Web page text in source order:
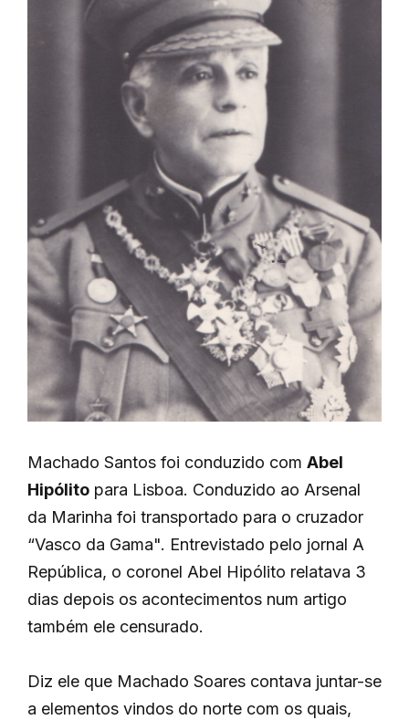
Machado Santos foi conduzido com Abel
Hipólito para Lisboa. Conduzido ao Arsenal
da Marinha foi transportado para o cruzador
“Vasco da Gama". Entrevistado pelo jornal A
República, o coronel Abel Hipólito relatava 3
dias depois os acontecimentos num artigo
também ele censurado.
Diz ele que Machado Soares contava juntar-se
a elementos vindos do norte com os quais,